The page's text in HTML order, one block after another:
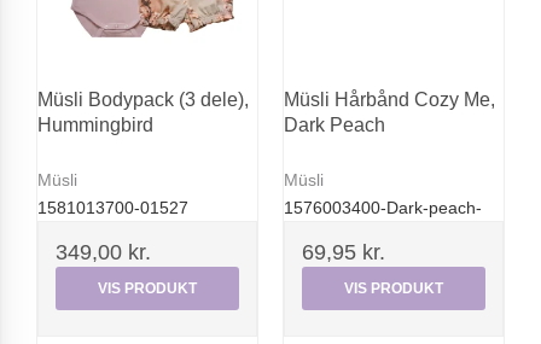
Müsli Bodypack (3 dele),
Hummingbird
Müsli
1581013700-01527
349,00 kr.
VIS PRODUKT
Müsli Hårbånd Cozy Me,
Dark Peach
Müsli
1576003400-Dark-peach-
69,95 kr.
VIS PRODUKT